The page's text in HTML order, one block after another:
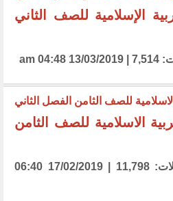
الإسلامية للصف الثاني
الاسلامية للصف الثامن
مشاهدات: 24,654 | تحميلات: 11,798 | 17/02/2019 06:40